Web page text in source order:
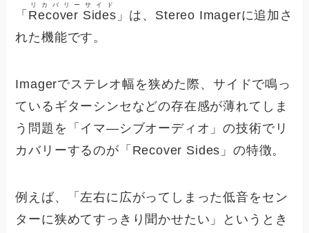
「 Recover Sides
リカバリーサイド
」は、Stereo Imagerに追加さ
れた機能です。
Imagerでステレオ幅を狭めた際、サイドで鳴っ
ているギターシンセなどの存在感が薄れてしま
う問題を「イマ―シブオーディオ」の技術でリ
カバリーするのが「Recover Sides」の特徴。
例えば、「左右に広がってしまった低音をセン
ターに狭めてすっきり聞かせたい」というとき